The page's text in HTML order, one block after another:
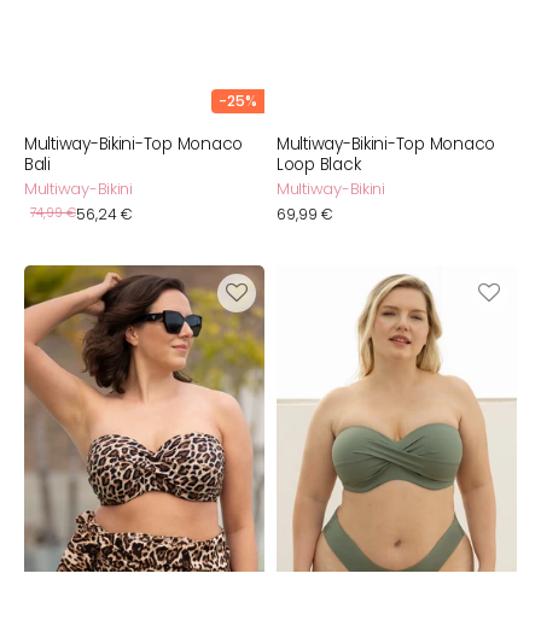
-25%
Multiway-Bikini-Top Monaco
Bali
Multiway-Bikini
Normaler
74,99 €
Verkaufspreis
56,24 €
Multiway-Bikini-Top Monaco
Loop Black
Multiway-Bikini
Normaler
69,99 €
Multiway-
Bikini-
Top
Monaco
Loop
Wild